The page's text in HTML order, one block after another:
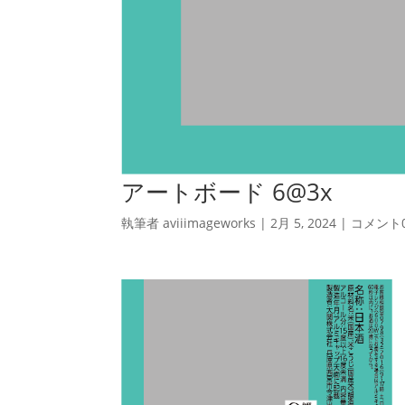
アートボード 6@3x
執筆者aviiimageworks | 2月 5, 2024 | コメン